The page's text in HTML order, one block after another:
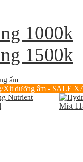
1000k
1500k
ẩm
Xịt dưỡng ẩm - SALE